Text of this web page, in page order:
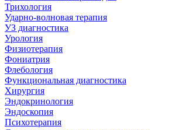
Трихология
Ударно-волновая терапия
УЗ диагностика
Урология
Физиотерапия
Фониатрия
Флебология
Функциональная диагностика
Хирургия
Эндокринология
Эндоскопия
Психотерапия